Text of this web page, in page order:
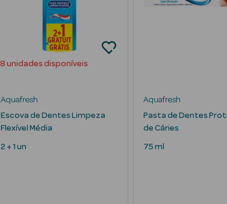
8 unidades disponíveis
Aquafresh
Escova de Dentes Limpeza
Flexível Média
2 + 1 un
Aquafresh
Pasta de Dentes
de Cáries
75 ml